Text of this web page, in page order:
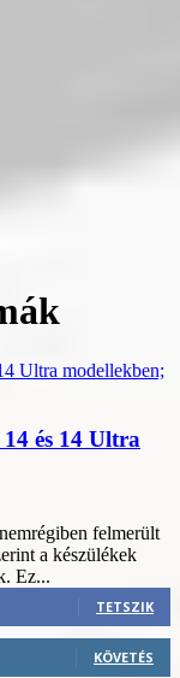
és 14 Ultra
felmerült
a készülékek
Ez...
TETSZIK
KÖVETÉS